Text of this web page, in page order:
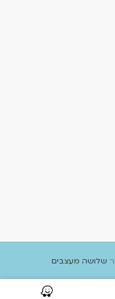
שלושה מעצבים